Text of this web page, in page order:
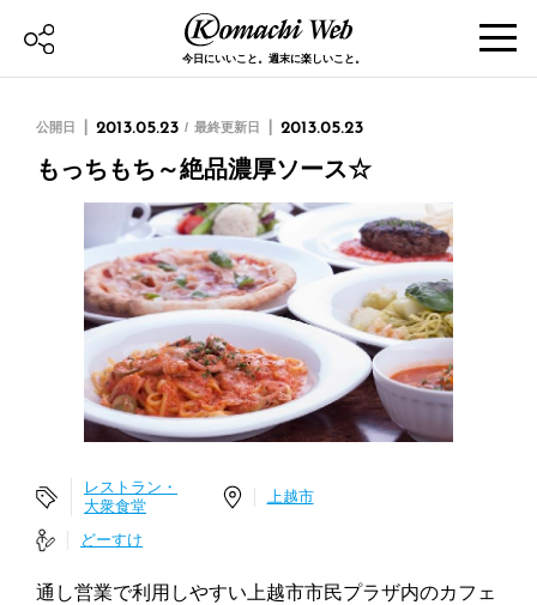
今日にいいこと。週末に楽しいこと。
公開日 2013.05.23 最終更新日 2013.05.23
もっちもち～絶品濃厚ソース☆
レストラン・
大衆食堂
上越市
どーすけ
通し営業で利用しやすい上越市市民プラザ内のカフェ